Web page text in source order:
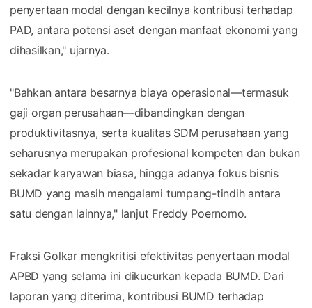
penyertaan modal dengan kecilnya kontribusi terhadap
PAD, antara potensi aset dengan manfaat ekonomi yang
dihasilkan," ujarnya.
"Bahkan antara besarnya biaya operasional—termasuk
gaji organ perusahaan—dibandingkan dengan
produktivitasnya, serta kualitas SDM perusahaan yang
seharusnya merupakan profesional kompeten dan bukan
sekadar karyawan biasa, hingga adanya fokus bisnis
BUMD yang masih mengalami tumpang-tindih antara
satu dengan lainnya," lanjut Freddy Poernomo.
Fraksi Golkar mengkritisi efektivitas penyertaan modal
APBD yang selama ini dikucurkan kepada BUMD. Dari
laporan yang diterima, kontribusi BUMD terhadap